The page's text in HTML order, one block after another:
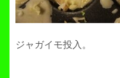
ジャガイモ投入。